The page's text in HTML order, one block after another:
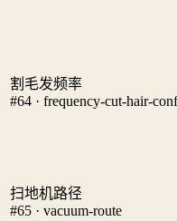
割毛发频率
#64 · frequency-cut-hair-
扫地机路径
#65 · vacuum-route